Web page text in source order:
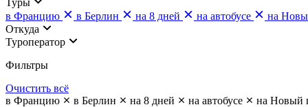
в Францию
в Берлин на 8 дней на автобусе
на
Откуда
Туроператор
Фильтры
Очистить всё
в Францию
в Берлин на 8 дней на автобусе
на Новый